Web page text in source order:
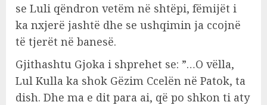
se Luli qëndron vetëm në shtëpi, fëmijët i
ka nxjerë jashtë dhe se ushqimin ja ccojnë
të tjerët në banesë.
Gjithashtu Gjoka i shprehet se: ”…O vëlla,
Lul Kulla ka shok Gëzim Ccelën në Patok, ta
dish. Dhe ma e dit para ai, që po shkon ti aty